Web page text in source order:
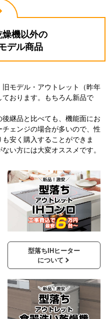
燥機以外の
デル商品
モデル・アウトレット（昨年
おります。もちろん新品で
継品と比べても、機能面にお
ェンジの場合が多いので、性
安く購入することができま
い方には大変オススメです。
型落ちIHヒーター
について